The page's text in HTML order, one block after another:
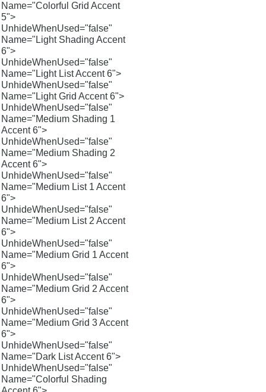
Name="Colorful Grid Accent
5">
UnhideWhenUsed="false"
Name="Light Shading Accent
6">
UnhideWhenUsed="false"
Name="Light List Accent 6">
UnhideWhenUsed="false"
Name="Light Grid Accent 6">
UnhideWhenUsed="false"
Name="Medium Shading 1
Accent 6">
UnhideWhenUsed="false"
Name="Medium Shading 2
Accent 6">
UnhideWhenUsed="false"
Name="Medium List 1 Accent
6">
UnhideWhenUsed="false"
Name="Medium List 2 Accent
6">
UnhideWhenUsed="false"
Name="Medium Grid 1 Accent
6">
UnhideWhenUsed="false"
Name="Medium Grid 2 Accent
6">
UnhideWhenUsed="false"
Name="Medium Grid 3 Accent
6">
UnhideWhenUsed="false"
Name="Dark List Accent 6">
UnhideWhenUsed="false"
Name="Colorful Shading